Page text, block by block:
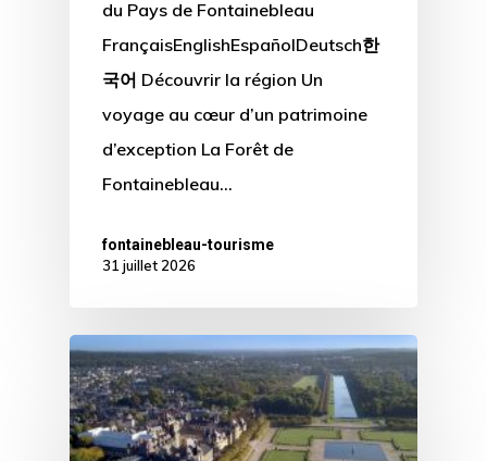
du Pays de Fontainebleau
FrançaisEnglishEspañolDeutsch한
국어 Découvrir la région Un
voyage au cœur d’un patrimoine
d’exception La Forêt de
Fontainebleau…
fontainebleau-tourisme
31 juillet 2026